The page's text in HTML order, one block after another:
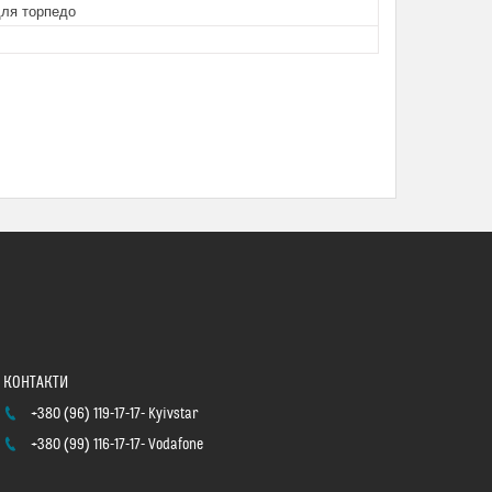
торпедо
+380 (96) 119-17-17 Kyivstar
+380 (99) 116-17-17 Vodafone